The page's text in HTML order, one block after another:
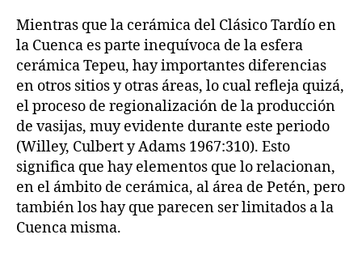
Mientras que la cerámica del Clásico Tardío en
la Cuenca es parte inequívoca de la esfera
cerámica Tepeu, hay importantes diferencias
en otros sitios y otras áreas, lo cual refleja quizá,
el proceso de regionalización de la producción
de vasijas, muy evidente durante este periodo
(Willey, Culbert y Adams 1967:310). Esto
significa que hay elementos que lo relacionan,
en el ámbito de cerámica, al área de Petén, pero
también los hay que parecen ser limitados a la
Cuenca misma.